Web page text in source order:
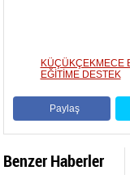
KÜÇÜKÇEKMECE
EĞİTİME DESTEK
Paylaş
Benzer Haberler